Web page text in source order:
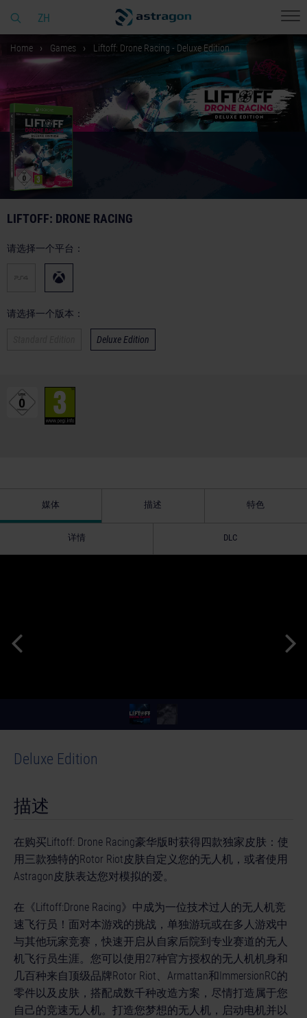
ZH
Home Games Liftoff: Drone Racing - Deluxe Edition
LIFTOFF: DRONE RACING
请选择一个平台：
请选择一个版本：
Deluxe Edition
媒体 描述 特色
详情 DLC
Deluxe Edition
描述
在购买Liftoff: Drone Racing豪华版时获得四款独家皮肤：使
用三款独特的Rotor Riot皮肤自定义您的无人机，或者使用
Astragon皮肤表达您对模拟的爱。
在《Liftoff:Drone Racing》中成为一位技术过人的无人机竞
速飞行员！面对本游戏的挑战，单独游玩或在多人游戏中
与其他玩家竞赛，快速开启从自家后院到专业赛道的无人
机飞行员生涯。您可以使用27种官方授权的无人机机身和
几百种来自顶级品牌Rotor Riot、Armattan和ImmersionRC的
零件以及皮肤，搭配成数千种改造方案，尽情打造属于您
自己的竞速无人机。打造您梦想的无人机，启动电机并以